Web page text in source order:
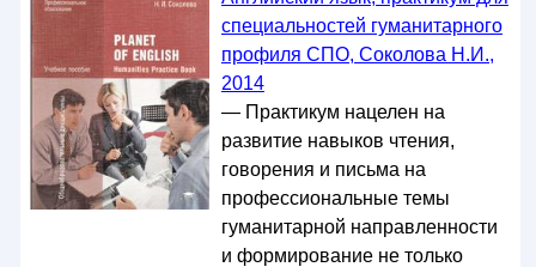
специальностей гуманитарного
профиля СПО, Соколова Н.И.,
2014
— Практикум нацелен на
развитие навыков чтения,
говорения и письма на
профессиональные темы
гуманитарной направленности
и формирование не только